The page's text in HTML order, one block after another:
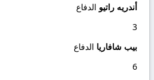
أندريه راتيو الدفاع
3
بيب شافاريا الدفاع
6